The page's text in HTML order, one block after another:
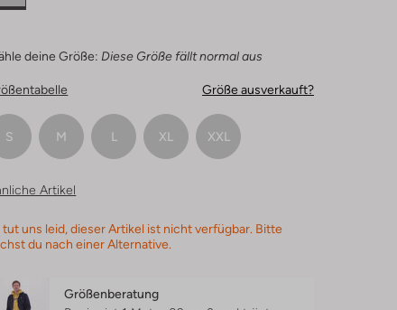
deine Größe: Diese Größe fällt normal aus
Größe ausverkauft?
S M L XL XXL
Artikel
tut uns leid, dieser Artikel ist nicht verfügbar. Bitte
du nach einer Alternative.
Größenberatung